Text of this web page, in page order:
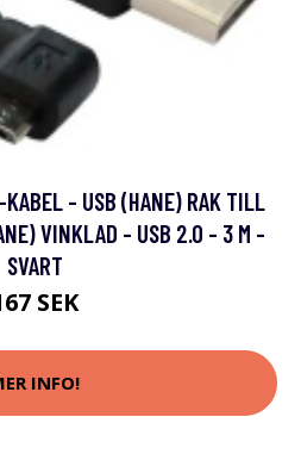
- USB (HANE) RAK TILL
VINKLAD - USB 2.0 - 3 M -
SVART
SEK
INFO!